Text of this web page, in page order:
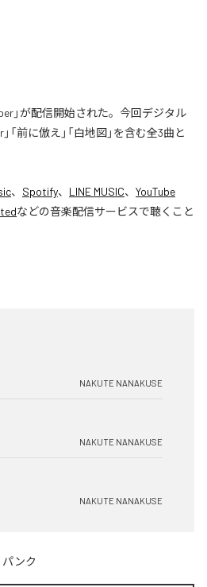
」が配信開始された。今回デジタル
前に倣え」「白地図」を含む全3曲と
、 Spotify、 LINE MUSIC、 YouTube
などの音楽配信サービスで聴くこと
NAKUTE NANAKUSE
NAKUTE NANAKUSE
NAKUTE NANAKUSE
パンク